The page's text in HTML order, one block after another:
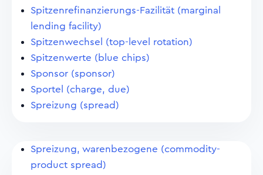
Spitzenrefinanzierungs-Fazilität (marginal
lending facility)
Spitzenwechsel (top-level rotation)
Spitzenwerte (blue chips)
Sponsor (sponsor)
Sportel (charge, due)
Spreizung (spread)
Spreizung, warenbezogene (commodity-
product spread)